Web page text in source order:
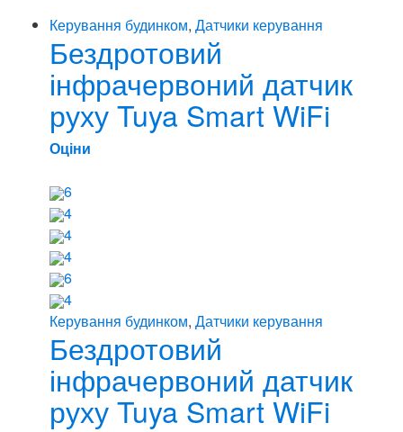
Керування будинком, Датчики керування
Бездротовий
інфрачервоний датчик
руху Tuya Smart WiFi
Оціни
6
4
4
4
6
4
Керування будинком, Датчики керування
Бездротовий
інфрачервоний датчик
руху Tuya Smart WiFi